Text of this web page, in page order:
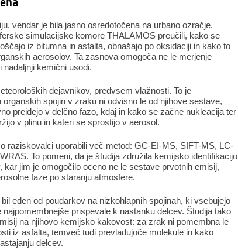
vendar je bila jasno osredotočena na urbano ozračje.
simulacijske komore THALAMOS preučili, kako se
iz bitumna in asfalta, obnašajo po oksidaciji in kako to
aerosolov. Ta zasnova omogoča ne le merjenje
kemični usodi.
dejavnikov, predvsem vlažnosti. To je
spojin v zraku ni odvisno le od njihove sestave,
preidejo v delčno fazo, kdaj in kako se začne nukleacija ter
v plinu in kateri se sprostijo v aerosol.
raziskovalci uporabili več metod: GC-EI-MS, SIFT-MS, LC-
To pomeni, da je študija združila kemijsko identifikacijo
kar jim je omogočilo oceno ne le sestave prvotnih emisij,
faze po staranju atmosfere.
eden od poudarkov na nizkohlapnih spojinah, ki vsebujejo
prispevale k nastanku delcev. Študija tako
na njihovo kemijsko kakovost: za zrak ni pomembna le
iz asfalta, temveč tudi prevladujoče molekule in kako
delcev.